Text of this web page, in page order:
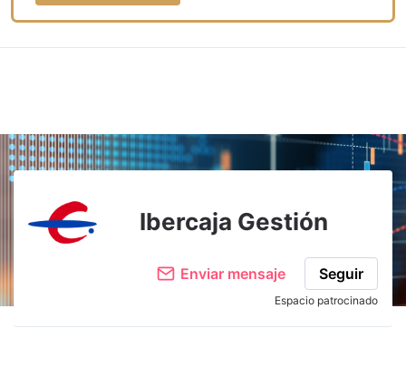
Ibercaja Gestión
Enviar mensaje Seguir
Espacio patrocinado